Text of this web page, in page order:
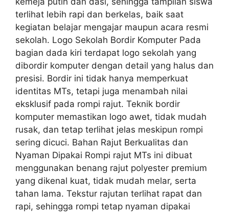
terlihat lebih rapi dan berkelas, baik saat
kegiatan belajar mengajar maupun acara resmi
sekolah. Logo Sekolah Bordir Komputer Pada
bagian dada kiri terdapat logo sekolah yang
dibordir komputer dengan detail yang halus dan
presisi. Bordir ini tidak hanya memperkuat
identitas MTs, tetapi juga menambah nilai
eksklusif pada rompi rajut. Teknik bordir
komputer memastikan logo awet, tidak mudah
rusak, dan tetap terlihat jelas meskipun rompi
sering dicuci. Bahan Rajut Berkualitas dan
Nyaman Dipakai Rompi rajut MTs ini dibuat
menggunakan benang rajut polyester premium
yang dikenal kuat, tidak mudah melar, serta
tahan lama. Tekstur rajutan terlihat rapat dan
rapi, sehingga rompi tetap nyaman dipakai